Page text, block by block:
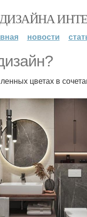
новости
цветах в